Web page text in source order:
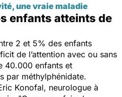
une vraie maladie
enfants atteints de
2 et 5% des enfants
de l’attention avec ou sans
40.000 enfants et
par méthylphénidate.
Konofal, neurologue à